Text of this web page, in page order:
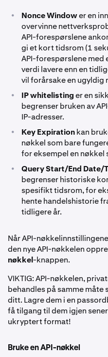
• Nonce Windower en
overvinne
API-forespørslene
gi et kort tidsrom (1
API-forespørslene med
verdi lavere enn en
vil forårsake en ugyldig
• IP whitelistinger en
begrenser bruken av
IP-adresser.
• Key Expirationkan
nøkkel som bare
for eksempel en nøkkel
• Query Start/End Date/
begrenser historiske
spesifikt tidsrom, for
hente handelshistorie
tidligere år.
Når API-
den nye API-nøkkelen
nøkkel-knappen.
VIKTIG: API-nøkkelen,
behandles på samme
ditt. Lagre dem i en
få tilgang til dem igjen
ukryptert format!
Bruke en API-nøkkel